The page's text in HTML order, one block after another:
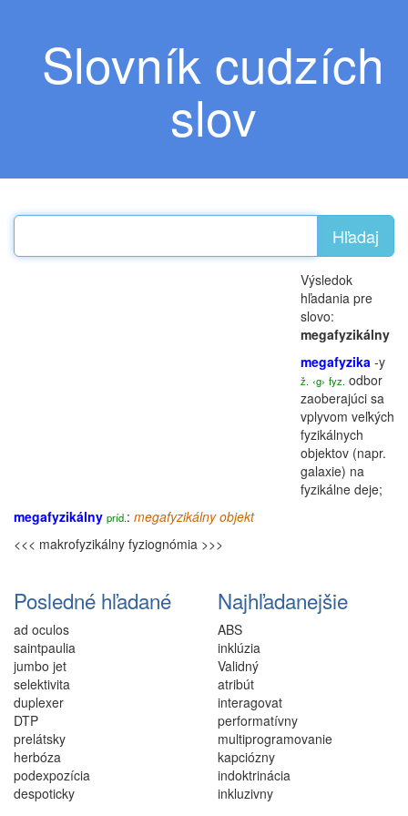
Slovník cudzích
slov
Hľadaj
Výsledok
hľadania pre
slovo:
megafyzikálny
megafyzika -y
ž. ‹g› fyz. odbor
zaoberajúci sa
vplyvom veľkých
fyzikálnych
objektov (napr.
galaxie) na
fyzikálne deje;
megafyzikálny príd.: megafyzikálnyobjekt
<<< makrofyzikálny fyziognómia >>>
Posledné hľadané
ad oculos
saintpaulia
jumbo jet
selektivita
duplexer
DTP
prelátsky
herbóza
podexpozícia
despoticky
Najhľadanejšie
ABS
inklúzia
Validný
atribút
interagovat
performatívny
multiprogramovanie
kapciózny
indoktrinácia
inkluzivny